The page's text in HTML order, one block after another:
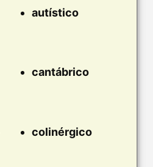
autístico
cantábrico
colinérgico